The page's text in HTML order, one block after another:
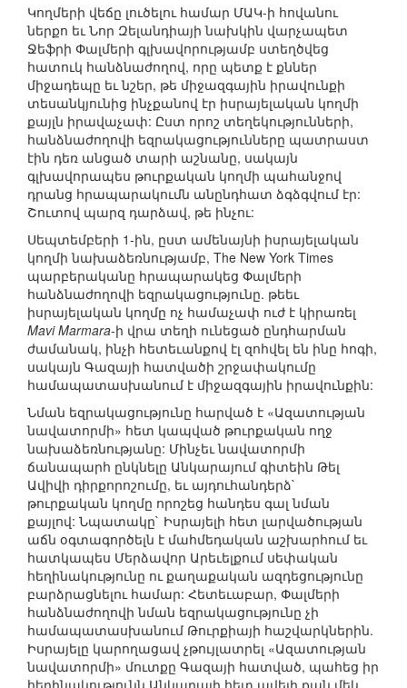
Կողմերի վեճը լուծելու համար ՄԱԿ-ի հովանու
ներքո եւ Նոր Զելանդիայի նախկին վարչապետ
Ջեֆրի Փալմերի գլխավորությամբ ստեղծվեց
հատուկ հանձնաժողով, որը պետք է քններ
միջադեպը եւ նշեր, թե միջազգային իրավունքի
տեսանկյունից ինչքանով էր իսրայելական կողմի
քայլն իրավաչափ: Ըստ որոշ տեղեկությունների,
հանձնաժողովի եզրակացությունները պատրաստ
էին դեռ անցած տարի աշնանը, սակայն
գլխավորապես թուրքական կողմի պահանջով
դրանց հրապարակումն անընդհատ ձգձգվում էր:
Շուտով պարզ դարձավ, թե ինչու:
Սեպտեմբերի 1-ին, ըստ ամենայնի իսրայելական
կողմի նախաձեռնությամբ, The New York Times
պարբերականը հրապարակեց Փալմերի
հանձնաժողովի եզրակացությունը. թեեւ
իսրայելական կողմը ոչ համաչափ ուժ է կիրառել
Mavi Marmara-ի վրա տեղի ունեցած ընդհարման
ժամանակ, ինչի հետեւանքով էլ զոհվել են ինը հոգի,
սակայն Գազայի հատվածի շրջափակումը
համապատասխանում է միջազգային իրավունքին:
Նման եզրակացությունը հարված է «Ազատության
նավատորմի» հետ կապված թուրքական ողջ
նախաձեռնությանը: Մինչեւ նավատորմի
ճանապարհ ընկնելը Անկարայում գիտեին Թել
Ավիվի դիրքորոշումը, եւ այդուհանդերձ`
թուրքական կողմը որոշեց հանդես գալ նման
քայլով: Նպատակը` Իսրայելի հետ լարվածության
աճն օգտագործելն է մահմեդական աշխարհում եւ
հատկապես Մերձավոր Արեւելքում սեփական
հեղինակությունը ու քաղաքական ազդեցությունը
բարձրացնելու համար: Հետեւաբար, Փալմերի
հանձնաժողովի նման եզրակացությունը չի
համապատասխանում Թուրքիայի հաշվարկներին.
Իսրայելը կարողացավ չթույլատրել «Ազատության
նավատորմի» մուտքը Գազայի հատված, պահեց իր